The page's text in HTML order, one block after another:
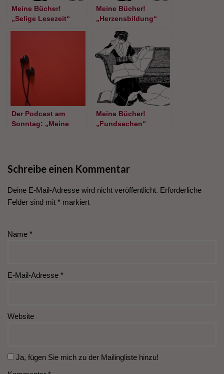
Meine Bücher!
„Selige Lesezeit“
Meine Bücher!
„Herzensbildung“
Der Podcast am
Sonntag: „Meine
Meine Bücher!
„Fundsachen“
Schreibe einen Kommentar
Deine E-Mail-Adresse wird nicht veröffentlicht. Erforderliche
Felder sind mit * markiert
Name *
E-Mail-Adresse *
Website
Ja, fügen Sie mich zu der Mailingliste hinzu!